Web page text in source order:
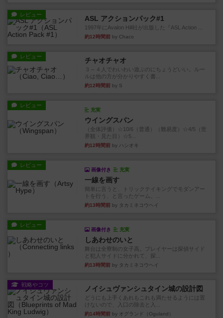
レビュー ASL アクションパック#1
1997年にAvalon Hill社が出版した『ASL Action ...
約12時間前 by Chaco
レビュー チャオチャオ
３～４人でわいわい遊ぶのにちょうどいい。ルー
ルは他の方が分かりやすく書...
約12時間前 by S
レビュー
充実
ウイングスパン
（全体評価）☆10/6（普通）（難易度）☆4/5（世
界観・見た目）☆5...
約12時間前 by ハシオキ
レビュー
画像付き 充実
一線を画す
簡単に言うと、トリックテイキングでモダンアー
トを行う、と言ったゲーム。...
約13時間前 by タカミネコウヘイ
レビュー
画像付き 充実
しあわせのいと
舞台は全寮制の女子高。プレイヤーは探偵サイド
と犯人サイドに分かれて、探...
約13時間前 by タカミネコウヘイ
戦略やコツ ノイシュヴァンシュタイン城の設計図
どうにも上手くあれもこれも満たせるようには置
けないので、入口の除去と入...
約14時間前 by オグランド（Oguland）